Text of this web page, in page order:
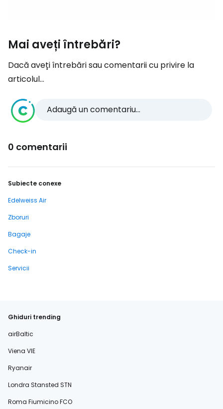
Mai aveți întrebări?
Dacă aveți întrebări sau comentarii cu privire la
articolul...
Adaugă un comentariu...
0 comentarii
Subiecte conexe
Edelweiss Air
Zboruri
Bagaje
Check-in
Servicii
Ghiduri trending
airBaltic
Viena VIE
Ryanair
Londra Stansted STN
Roma Fiumicino FCO